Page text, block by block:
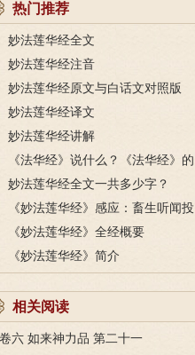
热门推荐
妙法莲华经全文
妙法莲华经注音
妙法莲华经原文与白话文对照版
妙法莲华经译文
妙法莲华经讲解
《法华经》说什么？《法华经》的
内容讲的是什么？
妙法莲华经全文一共多少字？
《妙法莲华经》感应：畜生听闻投
生做人
《妙法莲华经》全经概要
《妙法莲华经》简介
相关阅读
卷六 如来神力品 第二十一